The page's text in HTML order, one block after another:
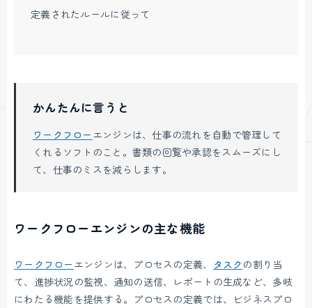
定義されたルールに従って
かんたんに言うと
ワークフロー エンジンは、仕事の流れを自動で管理して
くれるソフトのこと。書類の回覧や承認をスムーズにし
て、仕事のミスを減らします。
ワークフローエンジンの主な機能
ワークフロー エンジンは、プロセスの定義、 タスク の割り当
て、進捗状況の監視、通知の送信、レポートの生成など、多岐
にわたる機能を提供する。プロセスの定義では、ビジネスプロ